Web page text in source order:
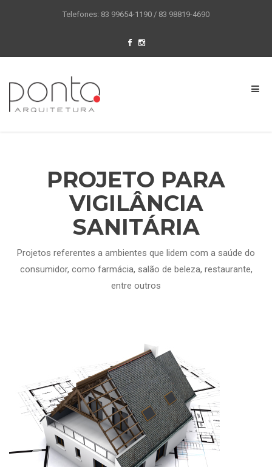
Telefones: 83 99654-1190 / 83 98819-4690
PROJETO PARA
VIGILÂNCIA
SANITÁRIA
Projetos referentes a ambientes que lidem com a saúde do
consumidor, como farmácia, salão de beleza, restaurante,
entre outros